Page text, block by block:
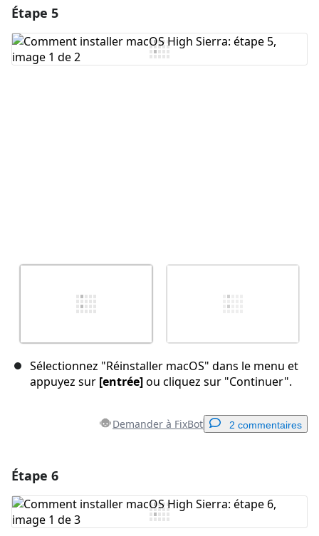
Ajouter un commentaire
Étape 5
Sélectionnez "Réinstaller macOS" dans le menu et
appuyez sur [entrée]ou cliquez sur "Continuer".
Demander à FixBot 2 commentaires
Ajouter un commentaire
Étape 6